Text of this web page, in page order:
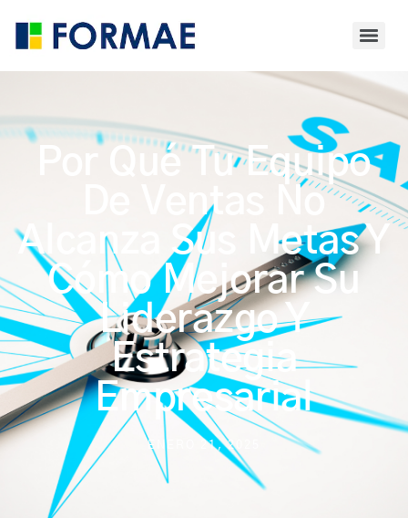
Por Qué Tu Equipo
De Ventas No
Alcanza Sus Metas Y
Cómo Mejorar Su
Liderazgo Y
Estrategia
Empresarial
ENERO 21, 2025